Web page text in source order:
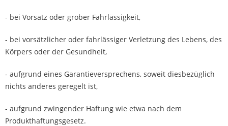
- bei Vorsatz oder grober Fahrlässigkeit,
- bei vorsätzlicher oder fahrlässiger Verletzung des Lebens, des
Körpers oder der Gesundheit,
- aufgrund eines Garantieversprechens, soweit diesbezüglich
nichts anderes geregelt ist,
- aufgrund zwingender Haftung wie etwa nach dem
Produkthaftungsgesetz.